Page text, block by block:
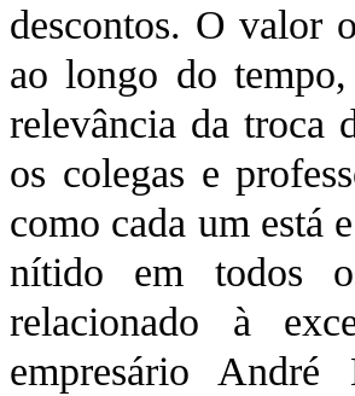
descontos. O valor
ao longo do tempo,
relevância da troca
os colegas e
como cada um está
nítido em todos
relacionado à
empresário